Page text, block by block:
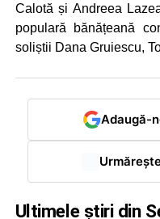
Calotă și Andreea
populară bănățeană
soliștii Dana Gruiescu,
Adaugă-
Ultimele știri din